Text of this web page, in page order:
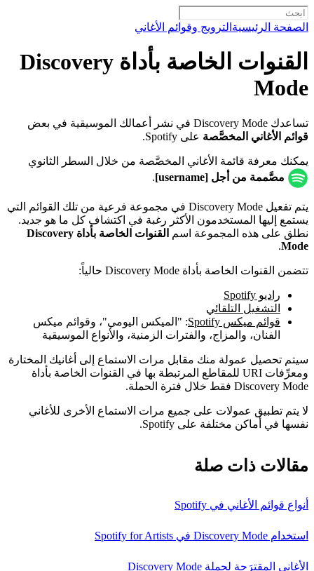
الصفحة الرئيسية الترويج وقوائم الأغاني
القنوات الخاصة بأداة Discovery
Mode
تساعدك Discovery Mode في نشر أعمالك الموسيقية في بعض
قوائم الأغاني المخصَّصة على Spotify.
يمكنك معرفة قائمة الأغاني المخصَّصة من خلال السطر الثانوي
مصَّممة من أجل [username]
.
يتم تفعيل Discovery Mode في مجموعة فرعية من تلك القوائم التي
يستمع إليها المستخدمون الأكثر رغبة في اكتشاف كل ما هو جديد.
نطلق على هذه المجموعة اسم
القنوات الخاصة بأداة Discovery
Mode
.
تتضمن القنوات الخاصة بأداة Discovery Mode حالياً:
راديو Spotify
التشغيل التلقائي
قوائم ميكس Spotify
: "الميكس اليومي"، وقوائم ميكس
الفنان، والمزاج، والفترات الزمنية، والأنواع الموسيقية
سيتم تحصيل عمولة منك مقابل مرات الاستماع إلى أغانيك المختارة
ومعرِّفات URI للمقاطع المرتبطة بها في القنوات الخاصة بأداة
Discovery Mode فقط خلال فترة الحملة.
لا يتم تطبيق عمولات على جميع مرات الاستماع الأخرى للأغاني
نفسها في أماكن مختلفة على Spotify.
مقالات ذات صلة
أنواع قوائم الأغاني في Spotify
استخدام Discovery Mode في Spotify for Artists
الأغاني المقترَحة لحملة Discovery Mode